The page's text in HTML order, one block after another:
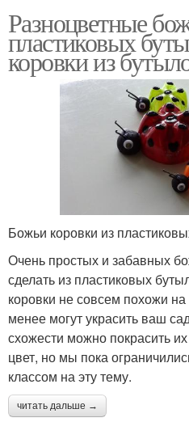
Разноцветные
пластиковых
коровки из
Божьи коровки из
Очень простых и забавных
сделать из пластиковых
коровки не совсем похожи
менее могут украсить ваш
схожести можно покрасить
цвет, но мы пока
классом на эту тему.
читать дальше →